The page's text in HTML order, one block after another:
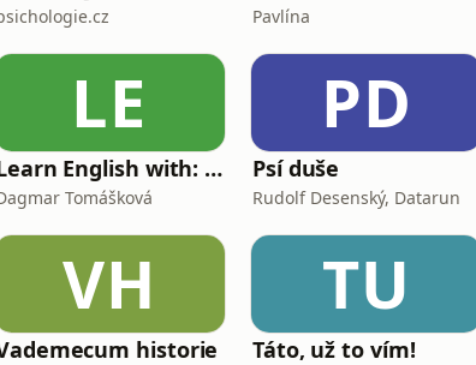
Pavlína
LE
Learn English with: My Life and Other Funny Stories
Tomášková
PD
Psí duše
Rudolf Desenský, Datarun
VH
historie
TU
Táto, už to vím!